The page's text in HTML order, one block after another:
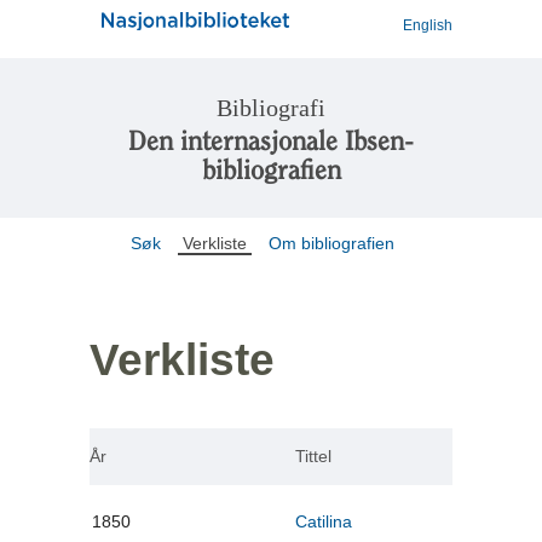
English
Bibliografi
Den internasjonale Ibsen-
bibliografien
Søk Verkliste Om bibliografien
Verkliste
År Tittel
1850 Catilina